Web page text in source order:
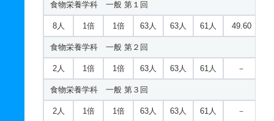
食物栄養学科 一般 第１回
8人 1倍 1倍 63人 63人 61人 49.60
食物栄養学科 一般 第２回
2人 1倍 1倍 63人 63人 61人 －
食物栄養学科 一般 第３回
2人 1倍 1倍 63人 63人 61人 －